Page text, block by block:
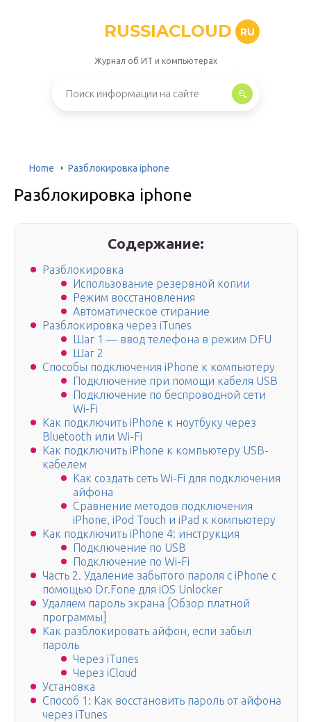
RUSSIACLOUD RU
Журнал об ИТ и компьютерах
Home Разблокировка iphone
Разблокировка iphone
Содержание:
Разблокировка
Использование резервной копии
Режим восстановления
Автоматическое стирание
Разблокировка через iTunes
Шаг 1 — ввод телефона в режим DFU
Шаг 2
Способы подключения iPhone к компьютеру
Подключение при помощи кабеля USB
Подключение по беспроводной сети
Wi-Fi
Как подключить iPhone к ноутбуку через
Bluetooth или Wi-Fi
Как подключить iPhone к компьютеру USB-
кабелем
Как создать сеть Wi-Fi для подключения
айфона
Сравнение методов подключения
iPhone, iPod Touch и iPad к компьютеру
Как подключить iPhone 4: инструкция
Подключение по USB
Подключение по Wi-Fi
Часть 2. Удаление забытого пароля с iPhone с
помощью Dr.Fone для iOS Unlocker
Удаляем пароль экрана [Обзор платной
программы]
Как разблокировать айфон, если забыл
пароль
Через iTunes
Через iCloud
Установка
Способ 1: Как восстановить пароль от айфона
через iTunes